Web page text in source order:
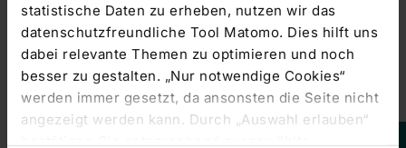
statistische Daten zu erheben, nutzen wir das
datenschutzfreundliche Tool Matomo. Dies hilft uns
dabei relevante Themen zu optimieren und noch
besser zu gestalten. „Nur notwendige Cookies“
werden immer gesetzt, da ansonsten die Seite nicht
angezeigt werden kann. Durch „Auswahl erlauben“
Managers' Transactions & Directors' Dealings |
16.10.2014
DGAP-DD: RHÖN-KLINIKUM AG deutsch
Mitteilung über Geschäfte von Führungspersonen nach
§15a WpHG Directors\'-Dealings-Mitteilung übermittelt